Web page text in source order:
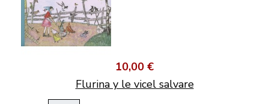
10,00 €
Flurina y le vicel salvare